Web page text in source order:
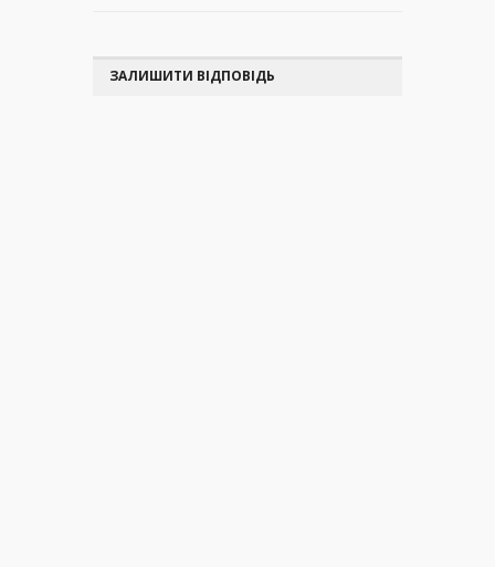
ЗАЛИШИТИ ВІДПОВІДЬ